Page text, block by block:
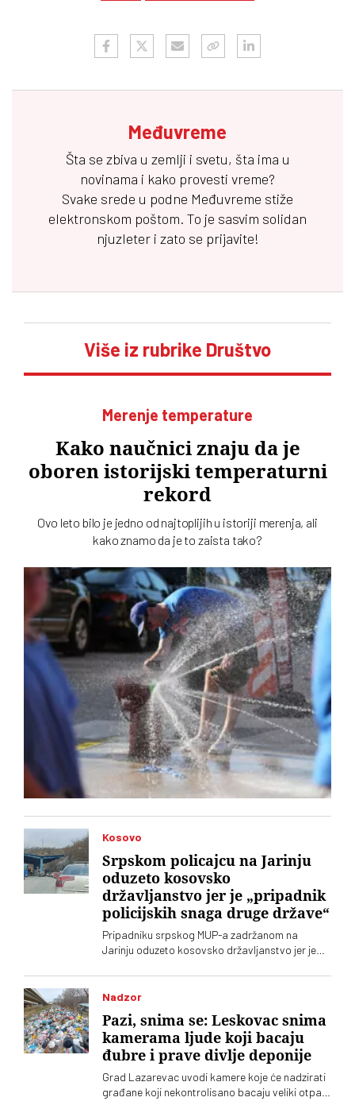
Međuvreme
Šta se zbiva u zemlji i svetu, šta ima u
novinama i kako provesti vreme?
Svake srede u podne Međuvreme stiže
elektronskom poštom. To je sasvim solidan
njuzleter i zato se prijavite!
Više iz rubrike Društvo
Merenje temperature
Kako naučnici znaju da je
oboren istorijski temperaturni
rekord
Ovo leto bilo je jedno od najtoplijih u istoriji merenja, ali
kako znamo da je to zaista tako?
Kosovo
Srpskom policajcu na Jarinju
oduzeto kosovsko
državljanstvo jer je „pripadnik
policijskih snaga druge države“
Pripadniku srpskog MUP-a zadržanom na
Jarinju oduzeto kosovsko državljanstvo jer je
Nadzor
Pazi, snima se: Leskovac snima
kamerama ljude koji bacaju
đubre i prave divlje deponije
Grad Lazarevac uvodi kamere koje će nadzirati
građane koji nekontrolisano bacaju veliki otpad.